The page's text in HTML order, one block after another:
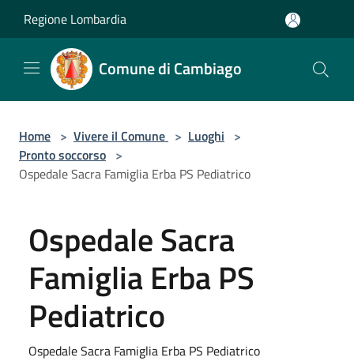
Regione Lombardia
Comune di Cambiago
Home > Vivere il Comune > Luoghi >
Pronto soccorso >
Ospedale Sacra Famiglia Erba PS Pediatrico
Ospedale Sacra
Famiglia Erba PS
Pediatrico
Ospedale Sacra Famiglia Erba PS Pediatrico